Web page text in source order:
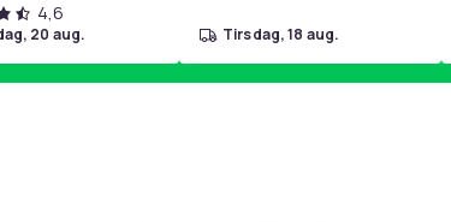
4,6
20 aug. tirsdag, 18 aug.